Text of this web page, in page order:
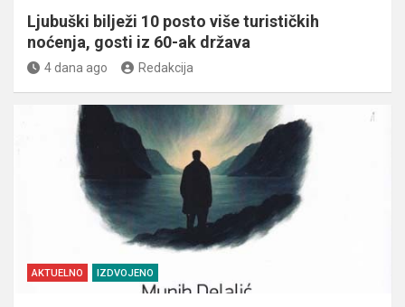
Ljubuški bilježi 10 posto više turističkih
noćenja, gosti iz 60-ak država
4 dana ago Redakcija
AKTUELNO IZDVOJENO